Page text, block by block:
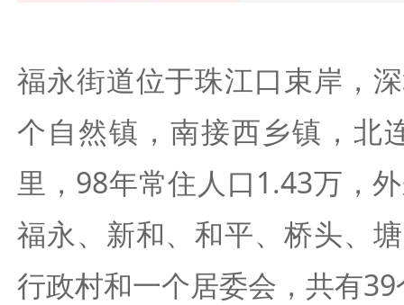
福永街道位于珠江口束岸，
个自然镇，南接西乡镇，北
里，98年常住人口1.43万，
福永、新和、和平、桥头、
行政村和一个居委会，共有